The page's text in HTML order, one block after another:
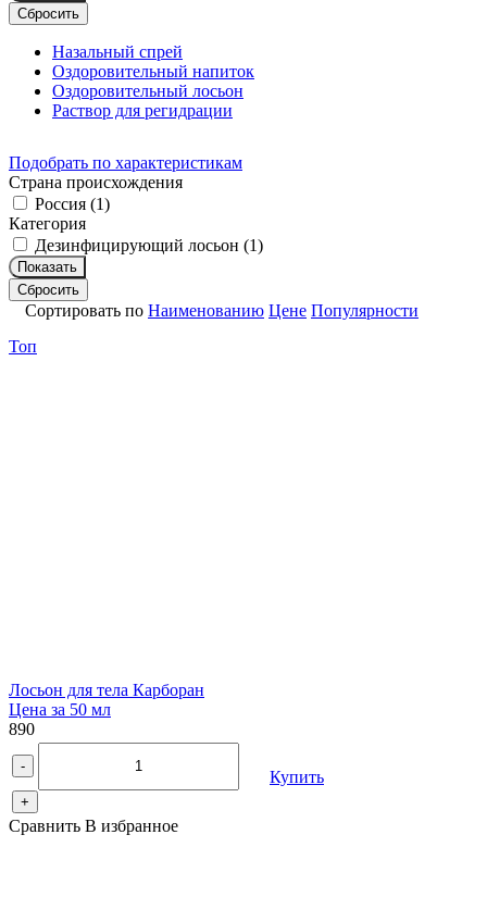
Сбросить
Назальный спрей
Оздоровительный напиток
Оздоровительный лосьон
Раствор для регидрации
Подобрать по характеристикам
Страна происхождения
Россия (1)
Категория
Дезинфицирующий лосьон (1)
Показать
Сбросить
Сортировать по Наименованию Цене Популярности
Топ
Лосьон для тела Карборан
Цена за 50 мл
890
-
+
Купить
Сравнить В избранное